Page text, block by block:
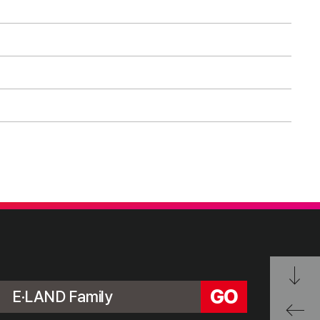
in market
브랜드를 운영합니다.
E·LAND Family GO